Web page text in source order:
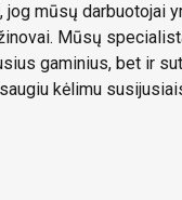
jog mūsų darbuotojai
Mūsų
gaminius, bet ir
kėlimu